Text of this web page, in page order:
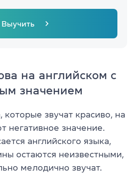
Выучить
на английском с
значением
которые звучат красиво, на
негативное значение.
английского языка,
остаются неизвестными,
мелодично звучат.